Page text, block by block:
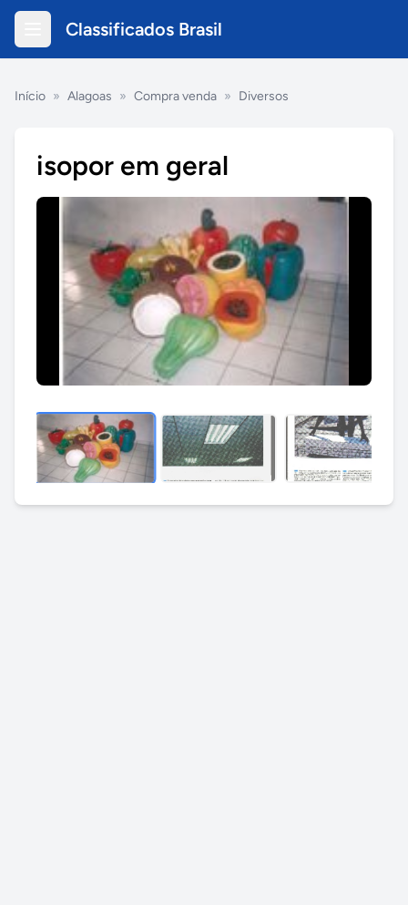
Classificados Brasil
Início » Alagoas » Compra venda » Diversos
isopor em geral